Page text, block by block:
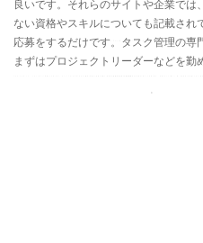
良いです。それらのサイトや企業で
ない資格やスキルについても記載さ
応募をするだけです。タスク管理の専
まずはプロジェクトリーダーなどを勤